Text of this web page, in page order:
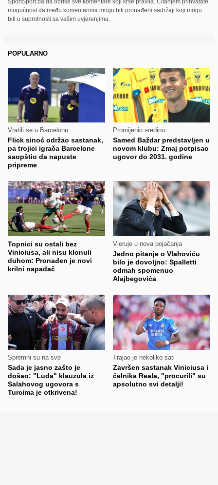
mogućnost da među komentarima mogu biti pronađeni sadržaji koji mogu
biti u suprotnosti sa vašim uvjerenjima.
POPULARNO
Vratili se u Barcelonu
Flick sinoć održao sastanak,
pa trojici igrača Barcelone
saopštio da napuste
pripreme
Promijenio sredinu
Samed Baždar predstavljen u
novom klubu: Zmaj potpisao
ugovor do 2031. godine
Topnici su ostali bez
Viniciusa, ali nisu klonuli
duhom: Pronađen je novi
krilni napadač
Vjeruje u nova pojačanja
Jedno pitanje o Vlahoviću
bilo je dovoljno: Spalletti
odmah spomenuo
Alajbegovića
Spremni su na sve
Sada je jasno zašto je
došao: "Luda" klauzula iz
Salahovog ugovora s
Turcima je otkrivena!
Trajao je nekoliko sati
Završen sastanak Viniciusa i
čelnika Reala, "procurili" su
apsolutno svi detalji!